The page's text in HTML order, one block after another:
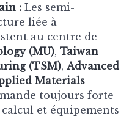
: Les semi-
liée à
au centre de
(MU), Taiwan
(TSM), Advanced
Materials
toujours forte
et équipements